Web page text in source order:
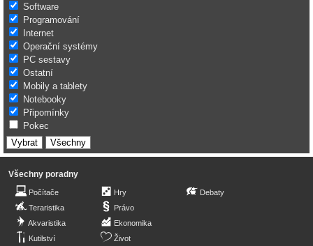
Software
Programování
Internet
Operační systémy
PC sestavy
Ostatní
Mobily a tablety
Notebooky
Připomínky
Pokec
Všechny poradny
Počítače
Teraristika
Akvaristika
Kutilství
Hry
Právo
Ekonomika
Život
Debaty